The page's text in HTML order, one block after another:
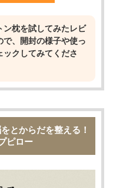
ン枕を試してみたレビ
で、開封の様子や使っ
クしてみてくださ
とからだを整える！
ピロー